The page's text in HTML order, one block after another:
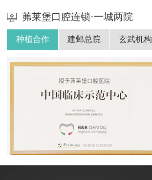
茀莱堡口腔连锁·一城两院
种植合作 建邺总院 玄武机构
BB授权茀莱堡口腔医院